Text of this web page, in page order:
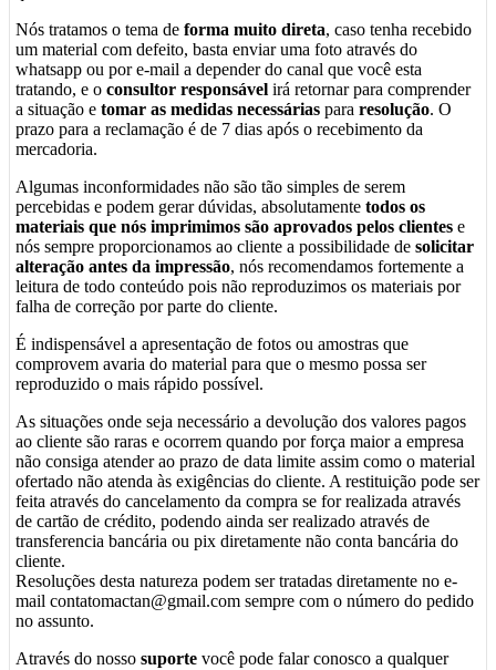
Nós tratamos o tema de forma muito direta, caso tenha recebido
um material com defeito, basta enviar uma foto através do
whatsapp ou por e-mail a depender do canal que você esta
tratando, e o consultor responsável irá retornar para comprender
a situação e tomar as medidas necessárias para resolução. O
prazo para a reclamação é de 7 dias após o recebimento da
mercadoria.
Algumas inconformidades não são tão simples de serem
percebidas e podem gerar dúvidas, absolutamente todos os
materiais que nós imprimimos são aprovados pelos clientes e
nós sempre proporcionamos ao cliente a possibilidade de solicitar
alteração antes da impressão, nós recomendamos fortemente a
leitura de todo conteúdo pois não reproduzimos os materiais por
falha de correção por parte do cliente.
É indispensável a apresentação de fotos ou amostras que
comprovem avaria do material para que o mesmo possa ser
reproduzido o mais rápido possível.
As situações onde seja necessário a devolução dos valores pagos
ao cliente são raras e ocorrem quando por força maior a empresa
não consiga atender ao prazo de data limite assim como o material
ofertado não atenda às exigências do cliente. A restituição pode ser
feita através do cancelamento da compra se for realizada através
de cartão de crédito, podendo ainda ser realizado através de
transferencia bancária ou pix diretamente não conta bancária do
cliente.
Resoluções desta natureza podem ser tratadas diretamente no e-
mail contatomactan@gmail.com sempre com o número do pedido
no assunto.
Através do nosso suporte você pode falar conosco a qualquer